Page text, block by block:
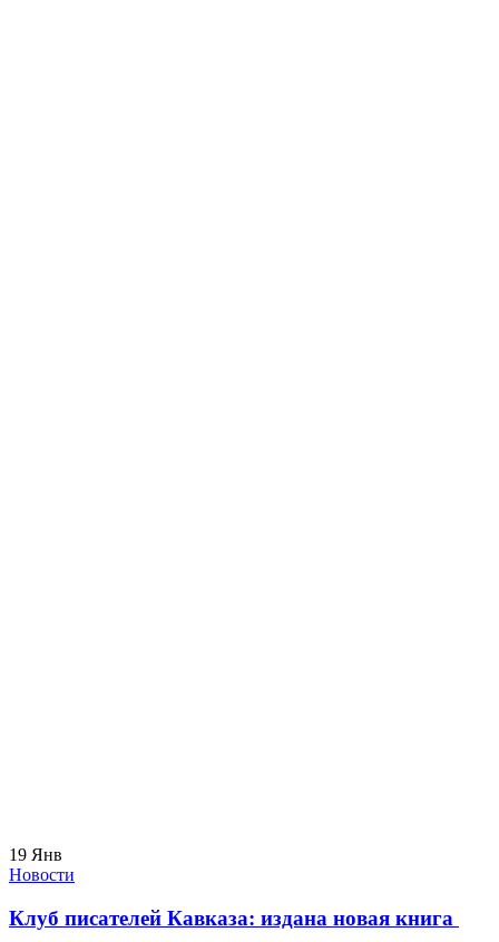
19 Янв
Новости
Клуб писателей Кавказа: издана новая книга